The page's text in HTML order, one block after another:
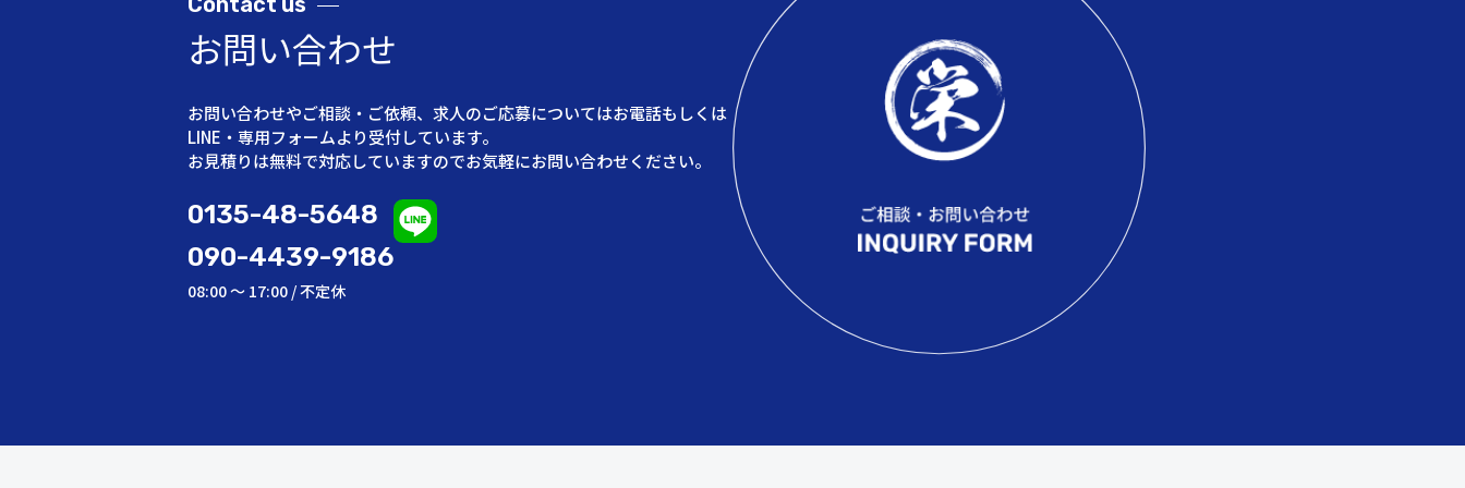
お問い合わせ
お問い合わせやご相談・ご依頼、求人のご応募についてはお電話もしくは
LINE・専用フォームより受付しています。
お見積りは無料で対応していますのでお気軽にお問い合わせください。
0135-48-5648
090-4439-9186
08:00 ～ 17:00 / 不定休